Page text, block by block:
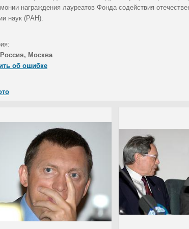
награждения лауреатов Фонда содействия
наук (РАН).
Россия, Москва
об ошибке